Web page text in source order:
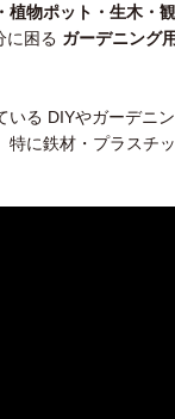
植物ポット・生木・
に困る ガーデニング
いる DIYやガーデニ
特に鉄材・プラスチ